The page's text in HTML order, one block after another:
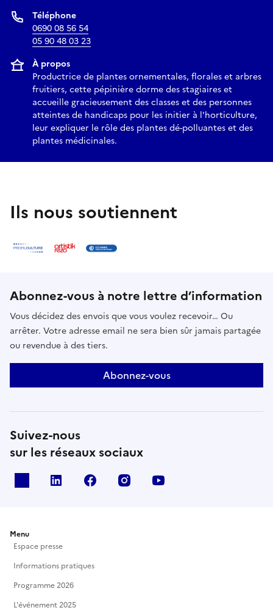
Téléphone
0690 08 56 54
05 90 48 03 23
À propos
Productrice de plantes ornementales, florales et arbres
fruitiers, cette pépinière dorme des stagiaires et
accueille gracieusement des classes et des personnes
atteintes de handicaps pour les initier à l'horticulture,
leur expliquer le rôle des plantes dé-polluantes et des
plantes médicinales.
Ils nous soutiennent
Abonnez-vous à notre lettre d’information
Vous décidez des envois que vous voulez recevoir… Ou
arrêter. Votre adresse email ne sera bien sûr jamais partagée
ou revendue à des tiers.
Abonnez-vous
Suivez-nous
sur les réseaux sociaux
Linkedin Facebook Instagram
Menu
Espace presse
Informations pratiques
Programme 2026
L'événement 2025